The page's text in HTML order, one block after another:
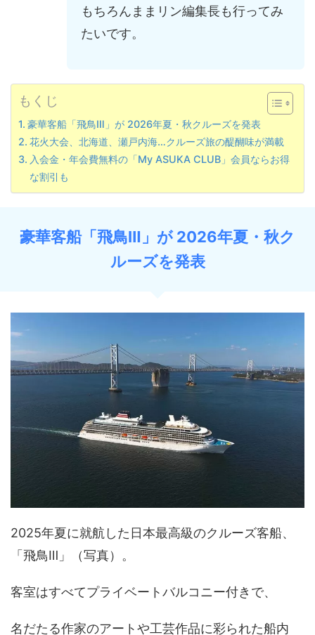
もちろんままリン編集長も行ってみ
たいです。
もくじ
豪華客船「飛鳥Ⅲ」が 2026年夏・秋クルーズを発表
花火大会、北海道、瀬戸内海…クルーズ旅の醍醐味が満載
入会金・年会費無料の「My ASUKA CLUB」会員ならお得
な割引も
豪華客船「飛鳥Ⅲ 」 が 2026年夏・秋ク
ルーズを発表
2025年夏に就航した日本最高級のクルーズ客船、
「飛鳥Ⅲ」（写真）。
客室はすべてプライベートバルコニー付きで、
名だたる作家のアートや工芸作品に彩られた船内